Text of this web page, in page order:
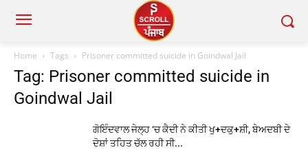
Home Tags Prisoner committed suicide in Goindwal Jail
Tag: Prisoner committed suicide in
Goindwal Jail
ਗੋਇੰਦਵਾਲ ਜੇਲ੍ਹ ‘ਚ ਕੈਦੀ ਨੇ ਕੀਤੀ ਖੁ+ਦਕੁ+ਸ਼ੀ, ਬੇਅਦਬੀ ਦੇ
ਦੋਸ਼ਾਂ ਤਹਿਤ ਚੱਲ ਰਹੀ ਸੀ...